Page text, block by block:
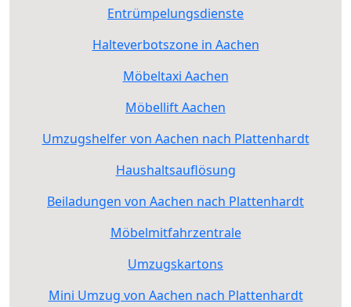
Entrümpelungsdienste
Halteverbotszone in Aachen
Möbeltaxi Aachen
Möbellift Aachen
Umzugshelfer von Aachen nach Plattenhardt
Haushaltsauflösung
Beiladungen von Aachen nach Plattenhardt
Möbelmitfahrzentrale
Umzugskartons
Mini Umzug von Aachen nach Plattenhardt